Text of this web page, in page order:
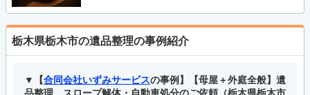
栃木県栃木市の遺品整理の事例紹介
【合同会社いずみサービスの事例】【母屋＋外庭全般】遺
品整理、スロープ解体・自動車処分のご依頼（栃木県栃木市